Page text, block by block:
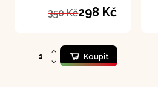
350 Kč298 Kč
Koupit